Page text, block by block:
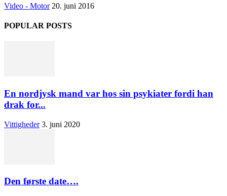
Video - Motor 20. juni 2016
POPULAR POSTS
En nordjysk mand var hos sin psykiater fordi han
drak for...
Vittigheder 3. juni 2020
Den første date….